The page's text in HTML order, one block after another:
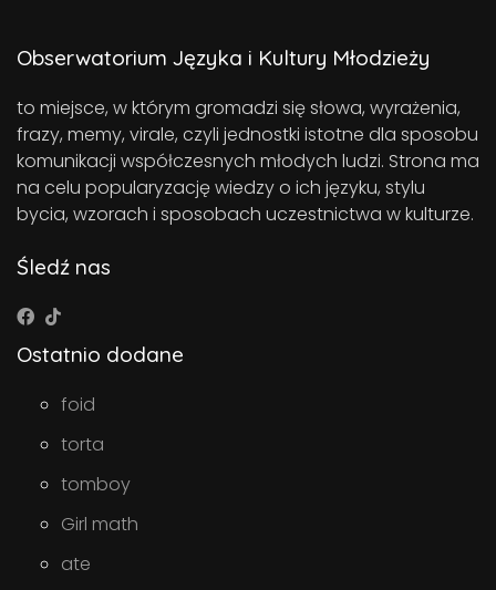
Obserwatorium Języka i Kultury Młodzieży
to miejsce, w którym gromadzi się słowa, wyrażenia,
frazy, memy, virale, czyli jednostki istotne dla sposobu
komunikacji współczesnych młodych ludzi. Strona ma
na celu popularyzację wiedzy o ich języku, stylu
bycia, wzorach i sposobach uczestnictwa w kulturze.
Śledź nas
Ostatnio dodane
foid
torta
tomboy
Girl math
ate